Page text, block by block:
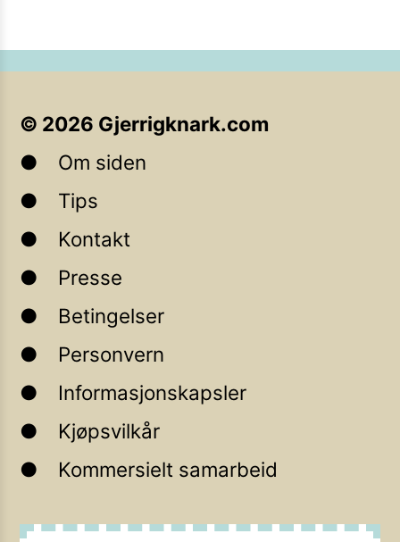
© 2026 Gjerrigknark.com
Om siden
Tips
Kontakt
Presse
Betingelser
Personvern
Informasjonskapsler
Kjøpsvilkår
Kommersielt samarbeid